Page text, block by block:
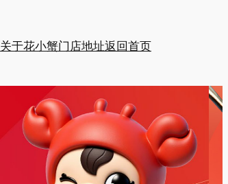
关于花小蟹门店地址返回首页